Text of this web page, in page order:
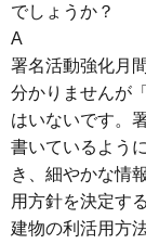
でしょうか？
A
署名活動強化月
分かりませんが
はいないです。
書いているよう
き、細やかな情
用方針を決定す
建物の利活用方